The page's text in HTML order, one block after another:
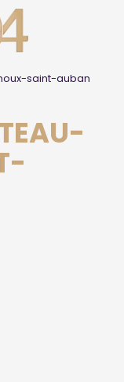
saint-auban